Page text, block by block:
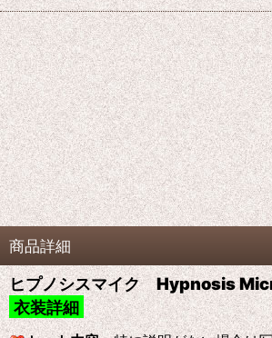
商品詳細
ヒプノシスマイク Hypnosis
衣装詳細